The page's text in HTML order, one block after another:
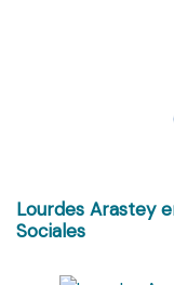
Lourdes Arastey
Sociales